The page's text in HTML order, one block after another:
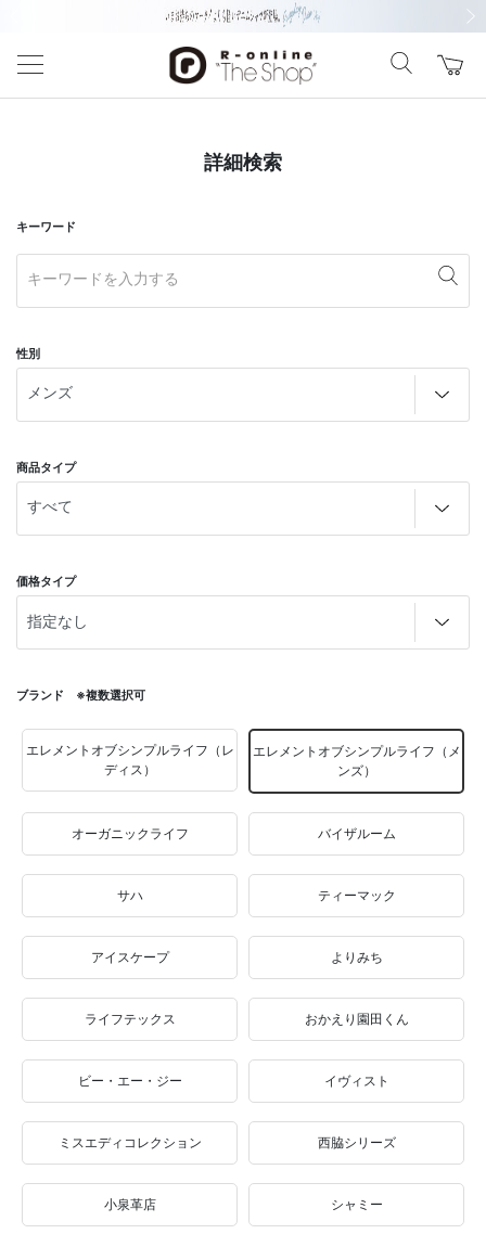
詳細検索
キーワード
性別
商品タイプ
価格タイプ
ブランド ※複数選択可
エレメントオブシンプルライフ（レ
ディス）
エレメントオブシンプルライフ（メ
ンズ）
オーガニックライフ バイザルーム
サハ ティーマック
アイスケープ よりみち
ライフテックス おかえり園田くん
ビー・エー・ジー イヴィスト
ミスエディコレクション 西脇シリーズ
小泉革店 シャミー